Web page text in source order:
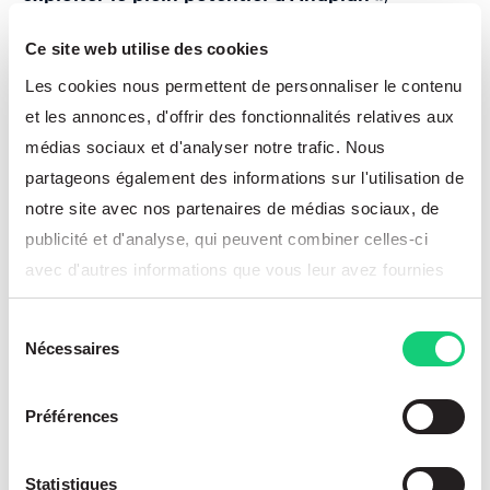
Ce site web utilise des cookies
Les cookies nous permettent de personnaliser le contenu
et les annonces, d'offrir des fonctionnalités relatives aux
médias sociaux et d'analyser notre trafic. Nous
partageons également des informations sur l'utilisation de
notre site avec nos partenaires de médias sociaux, de
publicité et d'analyse, qui peuvent combiner celles-ci
avec d'autres informations que vous leur avez fournies
ou qu'ils ont collectées lors de votre utilisation de leurs
Nécessaires
Préférences
Statistiques
cofondateurs de Beyond Plans.
technologie de Lemon Learning, nous pouvons
désormais offrir à nos clients une expérience
d’apprentissage fluide et personnalisée, directement
au cœur de leur environnement Anaplan. »
Pierre Leroux, CEO de Lemon Learning,
complète :
Plans pour apporter notre expertise en adoption
Cette collaboration nous permet d’étendre notre
impact à un nouveau marché stratégique, tout en
renforçant notre position de leader dans l’adoption